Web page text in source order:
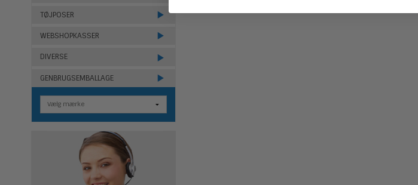
TØJPOSER
WEBSHOPKASSER
DIVERSE
GENBRUGSEMBALLAGE